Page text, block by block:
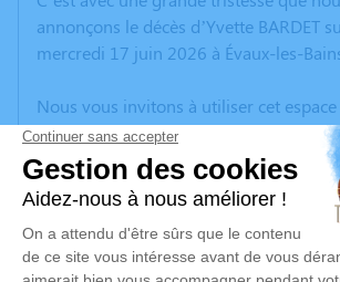
annonçons le décès d’Yvette BARDET
mercredi 17 juin 2026 à Évaux-les-
Nous vous invitons à utiliser cet
vos condoléances, partager des photos
anecdote ou exprimer vos pensées à
poèmes ou des textes. Cet endroit est
d'expression dédié à honorer la
BARDET.